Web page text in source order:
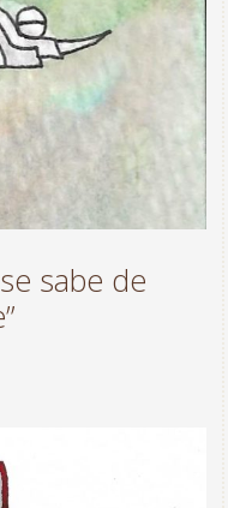
sabe de